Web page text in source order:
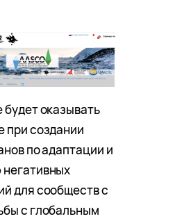
будет оказывать
при создании
по адаптации и
для сообществ с
с глобальным